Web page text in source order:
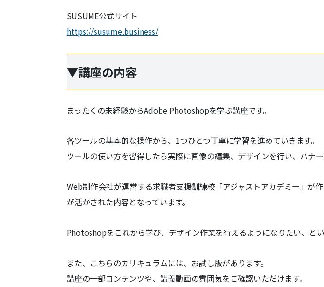
SUSUME公式サイト
https://susume.business/
▼講座の内容
まったくの未経験からAdobe Photoshopを学ぶ講座です。
各ツールの基本的な操作から、1つひとつ丁寧に学習を進めていきます。
ツールの使い方を習得したら実際に画像の編集、デザインを行い、バナ
Web制作会社が運営する求職者支援訓練校「アジャストアカデミー」が
が活かされた内容となっています。
Photoshopをこれから学び、デザイン作業を行えるようになりたい、と
また、こちらのカリキュラムには、お試し版があります。
講座の一部コンテンツや、講義動画の雰囲気をご確認いただけます。